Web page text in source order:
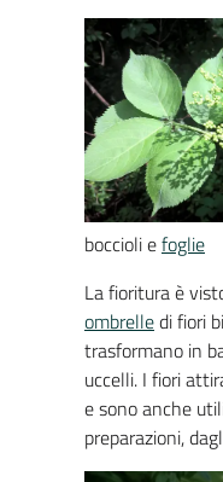
boccioli efoglie
La fioritura è
ombrelledi fiori
trasformano in
uccelli. I fiori
e sono anche
preparazioni,